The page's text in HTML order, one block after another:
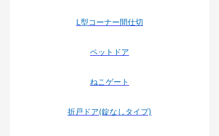
L型コーナー間仕切
ペットドア
ねこゲート
折戸ドア(錠なしタイプ)